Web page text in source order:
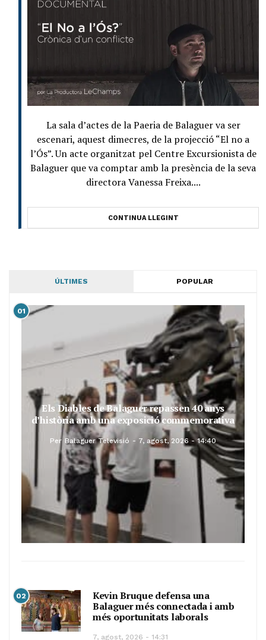
La sala d’actes de la Paeria de Balaguer va ser
escenari, aquest dimecres, de la projecció “El no a
l’Ós”. Un acte organitzat pel Centre Excursionista de
Balaguer que va comptar amb la presència de la seva
directora Vanessa Freixa....
CONTINUA LLEGINT
ÚLTIMES POPULAR
01
Els Diables de Balaguer repassen 40 anys
d’història amb una exposició commemorativa
Per Balaguer Televisió 7, agost, 2026 - 14:40
02
Kevin Bruque defensa una
Balaguer més connectada i amb
més oportunitats laborals
7, agost, 2026 - 14:31